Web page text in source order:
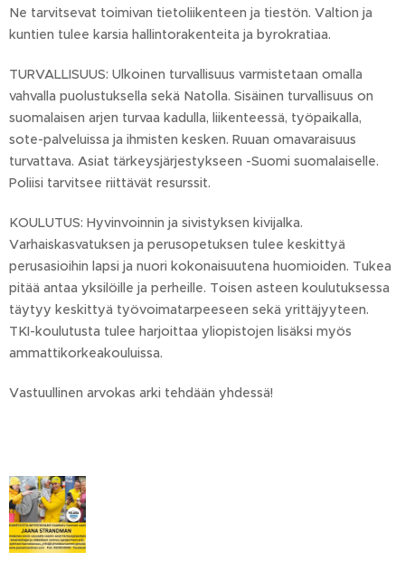
Ne tarvitsevat toimivan tietoliikenteen ja tiestön. Valtion ja
kuntien tulee karsia hallintorakenteita ja byrokratiaa.
TURVALLISUUS: Ulkoinen turvallisuus varmistetaan omalla
vahvalla puolustuksella sekä Natolla. Sisäinen turvallisuus on
suomalaisen arjen turvaa kadulla, liikenteessä, työpaikalla,
sote-palveluissa ja ihmisten kesken. Ruuan omavaraisuus
turvattava. Asiat tärkeysjärjestykseen -Suomi suomalaiselle.
Poliisi tarvitsee riittävät resurssit.
KOULUTUS: Hyvinvoinnin ja sivistyksen kivijalka.
Varhaiskasvatuksen ja perusopetuksen tulee keskittyä
perusasioihin lapsi ja nuori kokonaisuutena huomioiden. Tukea
pitää antaa yksilöille ja perheille. Toisen asteen koulutuksessa
täytyy keskittyä työvoimatarpeeseen sekä yrittäjyyteen.
TKI-koulutusta tulee harjoittaa yliopistojen lisäksi myös
ammattikorkeakouluissa.
Vastuullinen arvokas arki tehdään yhdessä!